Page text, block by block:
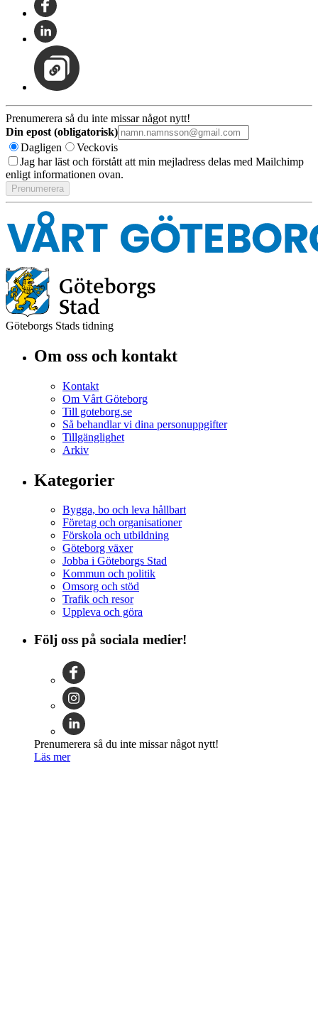
Prenumerera så du inte missar något nytt!
Din epost (obligatorisk)
Dagligen
Veckovis
Jag har läst och förstått att min mejladress delas med Mailchimp
enligt informationen ovan.
Göteborgs Stads tidning
Om oss och kontakt
Kontakt
Om Vårt Göteborg
Till goteborg.se
Så behandlar vi dina personuppgifter
Tillgänglighet
Arkiv
Kategorier
Bygga, bo och leva hållbart
Företag och organisationer
Förskola och utbildning
Göteborg växer
Jobba i Göteborgs Stad
Kommun och politik
Omsorg och stöd
Trafik och resor
Uppleva och göra
Följ oss på sociala medier!
Prenumerera så du inte missar något nytt!
Läs mer